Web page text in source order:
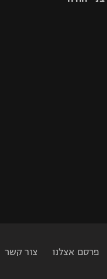
פרסם אצלנו צור קשר